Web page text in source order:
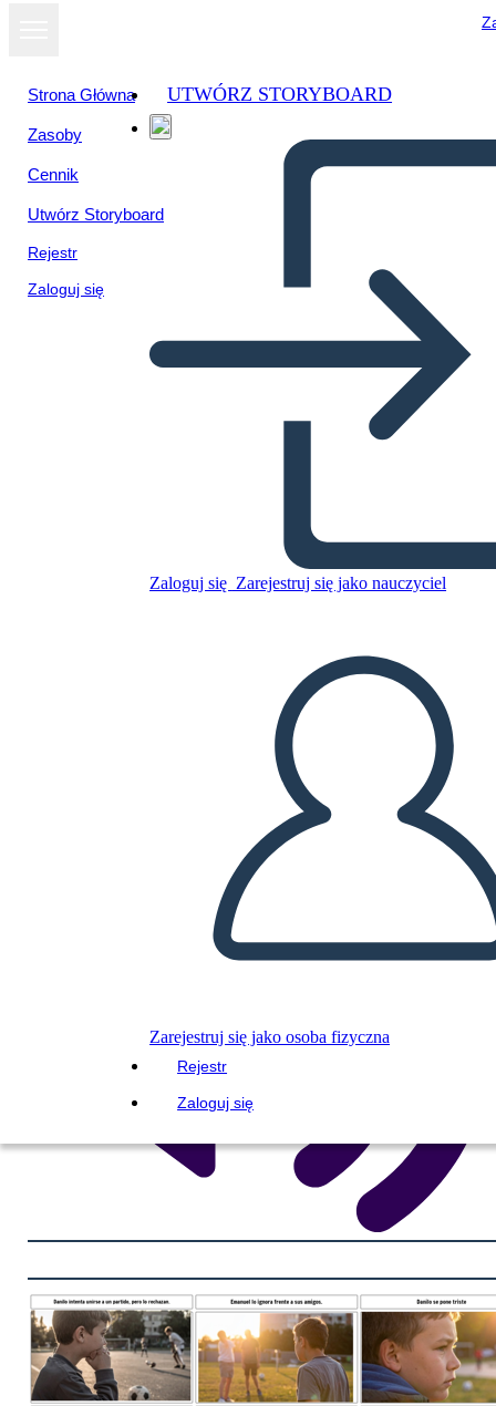
Strona Główna
Zasoby
Cennik
Utwórz Storyboard
Rejestr
Zaloguj się
UTWÓRZ STORYBOARD
Zaloguj się Zarejestruj się jako nauczyciel
Zarejestruj się jako osoba fizyczna
Rejestr
Zaloguj się
Untitled Storyboard
STWÓRZ SCENORYS
ODTWARZANIE POKAZU SLAJDÓW
PRZECZYTAJ MI
Wyświetl jako
pokaz slajdów